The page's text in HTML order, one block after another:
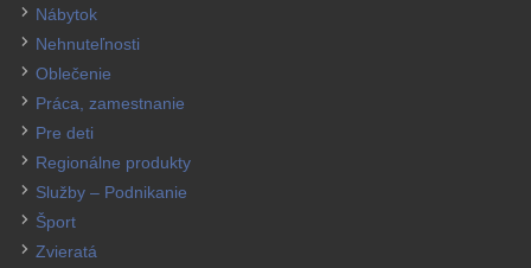
Nábytok
Nehnuteľnosti
Oblečenie
Práca, zamestnanie
Pre deti
Regionálne produkty
Služby – Podnikanie
Šport
Zvieratá